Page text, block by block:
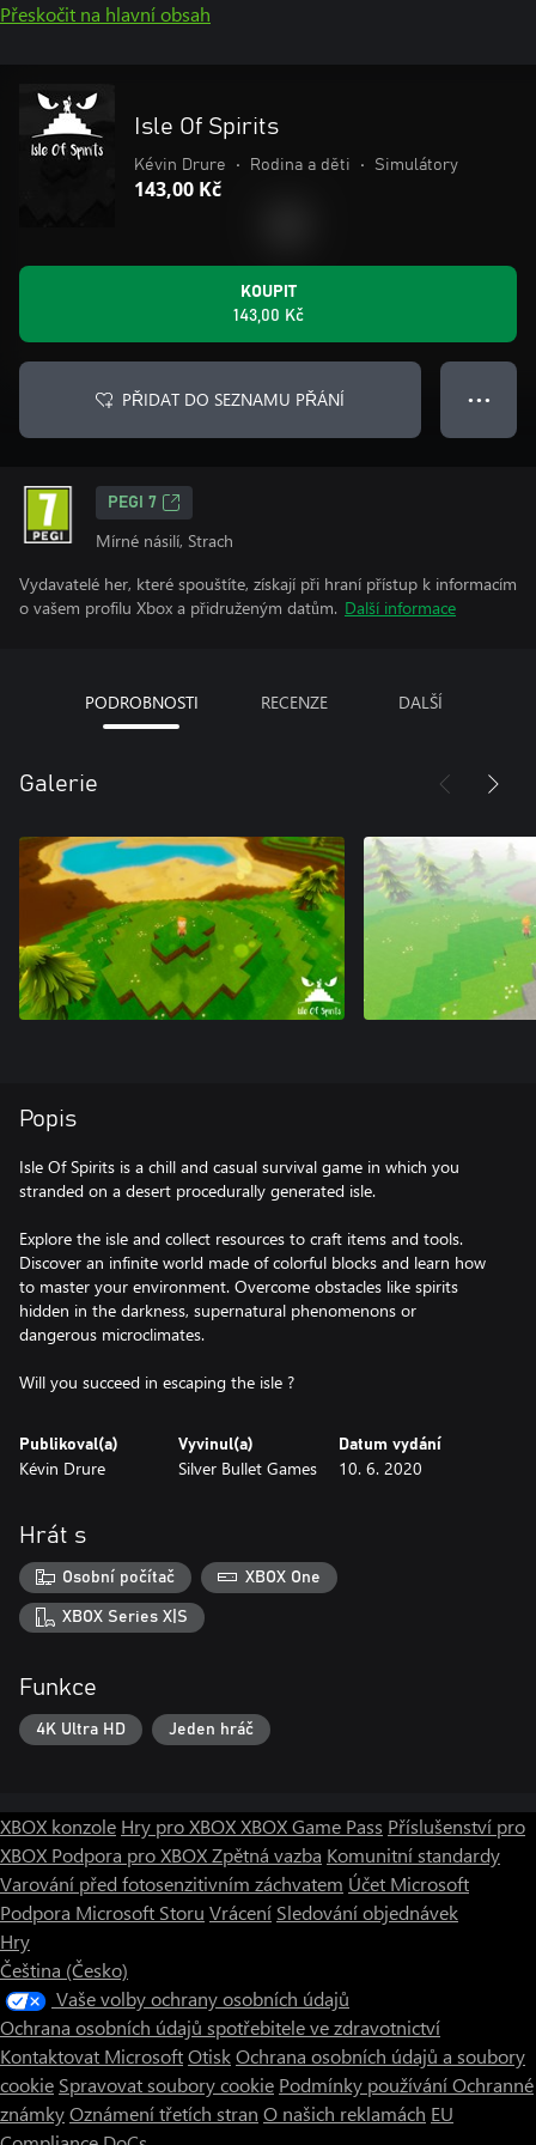
Přeskočit na hlavní obsah
Isle Of Spirits
Kévin Drure • Rodina a děti • Simulátory
143,00 Kč
KOUPIT
143,00 Kč
PŘIDAT DO SEZNAMU PŘÁNÍ ● ● ●
PEGI 7
Mírné násilí, Strach
Vydavatelé her, které spouštíte, získají při hraní přístup k informacím
o vašem profilu Xbox a přidruženým datům. Další informace
PODROBNOSTI RECENZE DALŠÍ
Galerie
Popis
Isle Of Spirits is a chill and casual survival game in which you
stranded on a desert procedurally generated isle.
Explore the isle and collect resources to craft items and tools.
Discover an infinite world made of colorful blocks and learn how
to master your environment. Overcome obstacles like spirits
hidden in the darkness, supernatural phenomenons or
dangerous microclimates.
Will you succeed in escaping the isle ?
Publikoval(a)
Kévin Drure
Vyvinul(a)
Silver Bullet Games
Datum vydání
10. 6. 2020
Hrát s
Osobní počítač XBOX One
XBOX Series X|S
Funkce
4K Ultra HD Jeden hráč
XBOX konzole Hry pro XBOXXBOX Game Pass Příslušenství pro
XBOX Podpora pro XBOXZpětná vazba Komunitní standardy
Varování před fotosenzitivním záchvatem Účet Microsoft
Podpora Microsoft Storu Vrácení Sledování objednávek
Hry
Čeština (Česko)
Vaše volby ochrany osobních údajů
Ochrana osobních údajů spotřebitele ve zdravotnictví
Kontaktovat MicrosoftOtiskOchrana osobních údajů a soubory
cookie Spravovat soubory cookie Podmínky používáníOchranné
známkyOznámení třetích stran O našich reklamách EU